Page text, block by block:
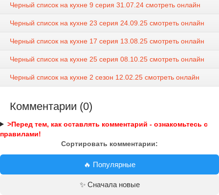
Черный список на кухне 9 серия 31.07.24 смотреть онлайн
Черный список на кухне 23 серия 24.09.25 смотреть онлайн
Черный список на кухне 17 серия 13.08.25 смотреть онлайн
Черный список на кухне 25 серия 08.10.25 смотреть онлайн
Черный список на кухне 2 сезон 12.02.25 смотреть онлайн
Комментарии (0)
>Перед тем, как оставлять комментарий - ознакомьтесь с
правилами!
Сортировать комментарии:
🔥 Популярные
✨ Сначала новые